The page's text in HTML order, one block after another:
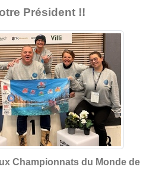
Président !!
Championnats du Monde de